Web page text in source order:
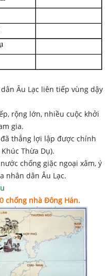
Âu Lạc liên tiếp vùng dậy
rộng lớn, nhiều cuộc khởi
gia.
thắng lợi lập được chính
Thừa Dụ).
chống giặc ngoại xâm, ý
nhân dân Âu Lạc.
chống nhà Đông Hán.